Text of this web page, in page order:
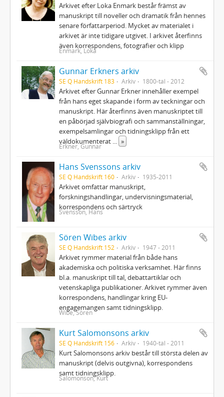
Arkivet efter Loka Enmark består främst av
manuskript till noveller och dramatik från hennes
senare författarperiod. Mycket av materialet i
arkivet är inte tidigare utgivet. I arkivet återfinns
även korrespondens, fotografier och klipp
Enmark, Loka
Gunnar Erkners arkiv
SE Q Handskrift 183 Arkiv 1800-tal - 2012
Arkivet efter Gunnar Erkner innehåller exempel
från hans eget skapande i form av teckningar och
manuskript. Här återfinns även manuskriptet till
en påbörjad självbiografi och sammanställningar,
exempelsamlingar och tidningsklipp från ett
väldokumenterat
»
Erkner, Gunnar
Hans Svenssons arkiv
SE Q Handskrift 160 Arkiv 1935-2011
Arkivet omfattar manuskript,
forskningshandlingar, undervisningsmaterial,
korrespondens och särtryck
Svensson, Hans
Sören Wibes arkiv
SE Q Handskrift 152 Arkiv 1947 - 2011
Arkivet rymmer material från både hans
akademiska och politiska verksamhet. Här finns
bl.a. manuskript till tal, debattartiklar och
vetenskapliga publikationer. Arkivet rymmer även
korrespondens, handlingar kring EU-
engagemangen samt tidningsklipp.
Wibe, Sören
Kurt Salomonsons arkiv
SE Q Handskrift 156 Arkiv 1940-tal - 2011
Kurt Salomonsons arkiv består till största delen av
manuskript (delvis outgivna), korrespondens
samt tidningsklipp.
Salomonson, Kurt